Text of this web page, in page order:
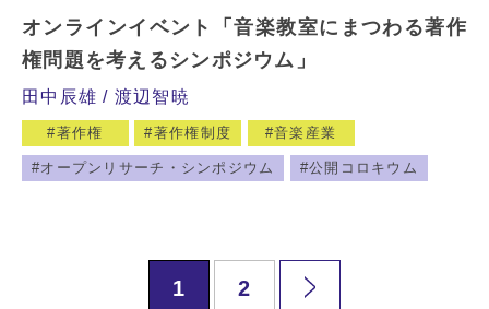
オンラインイベント「音楽教室にまつわる著作
権問題を考えるシンポジウム」
田中辰雄 渡辺智暁
著作権 著作権制度 音楽産業
オープンリサーチ・シンポジウム 公開コロキウム
1 2